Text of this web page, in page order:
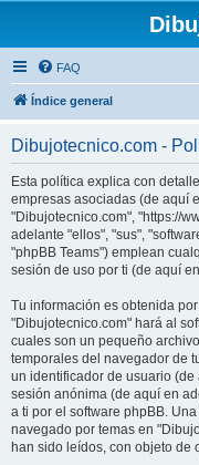
FAQ
Índice general
Dibujotecnico.com -
Esta política explica con
empresas asociadas (de aquí
"Dibujotecnico.com", "https://
adelante "ellos", "sus",
"phpBB Teams") emplean
sesión de uso por ti (de aquí
Tu información es obtenida
"Dibujotecnico.com" hará al
cuales son un pequeño
temporales del navegador de
un identificador de usuario
sesión anónima (de aquí en
a ti por el software phpBB.
navegado por temas en
han sido leídos, con objeto de